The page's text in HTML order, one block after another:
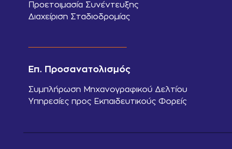
Προετοιμασία Συνέντευξης
Διαχείριση Σταδιοδρομίας
Επ. Προσανατολισμός
Συμπλήρωση Μηχανογραφικού Δελτίου
Υπηρεσίες προς Εκπαιδευτικούς Φορείς